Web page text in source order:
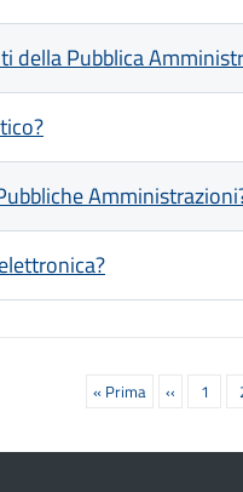
della Pubblica
Prima
« Prima
Pagina
‹‹ 1